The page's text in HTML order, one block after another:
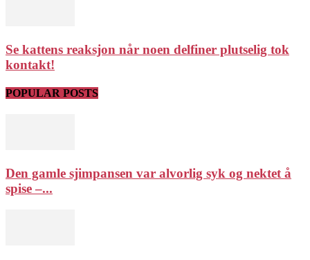
Se kattens reaksjon når noen delfiner plutselig tok
kontakt!
POPULAR POSTS
Den gamle sjimpansen var alvorlig syk og nektet å
spise –...